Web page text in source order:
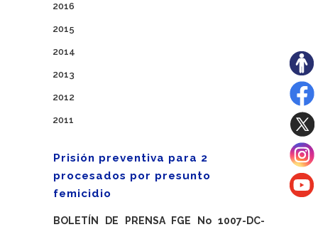
2016
2015
2014
2013
2012
2011
Prisión preventiva para 2
procesados por presunto
femicidio
BOLETÍN DE PRENSA FGE No 1007-DC-